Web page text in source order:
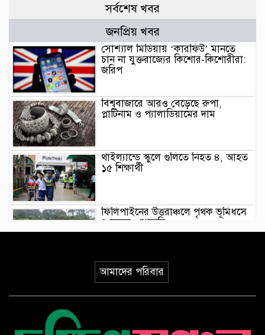
সর্বশেষ খবর
জনপ্রিয় খবর
সোশ্যাল মিডিয়ায় ‘কারফিউ’ মানতে
চান না যুক্তরাজ্যের কিশোর-কিশোরীরা:
জরিপ
বিশ্ববাজারে আরও বেড়েছে রুপা,
প্লাটিনাম ও প্যালাডিয়ামের দাম
থাইল্যান্ডে স্কুলে গুলিতে নিহত ৪, আহত
১৫ শিক্ষার্থী
ফিলিপাইনের উত্তরাঞ্চলে পৃথক ভূমিধসে
৪ জনের প্রাণহানি
ইয়েমেনে হুথিদের ড্রোন হামলা,
ভূপাতিতের দাবি সরকারি বাহিনীর
করলেন জাপানি চিকিৎসকরা, ভিডিও
আমাদের পরিবার